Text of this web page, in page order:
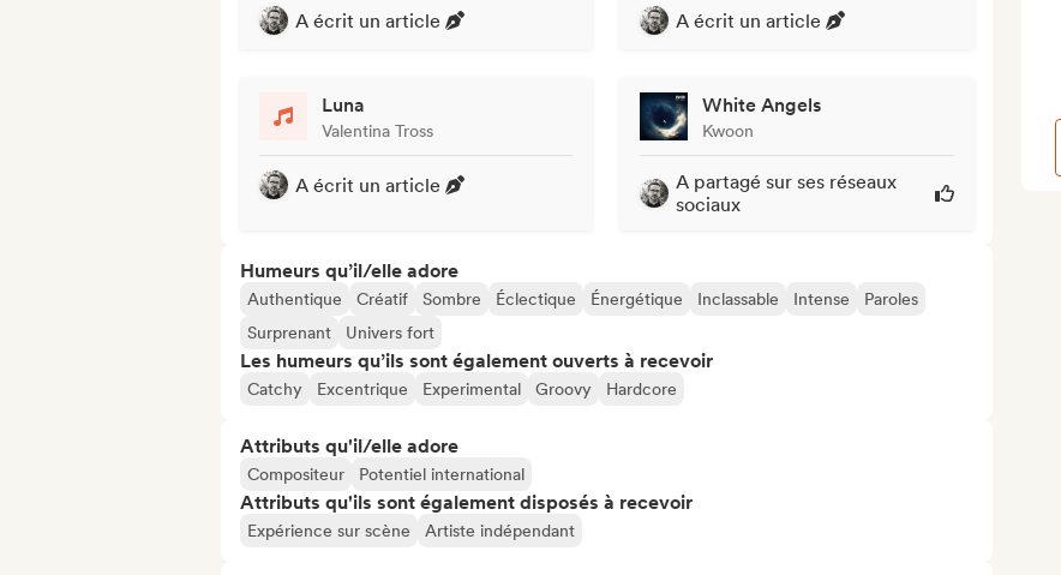
A écrit un article A écrit un article
Luna
Valentina Tross
A écrit un article
White Angels
Kwoon
A partagé sur ses réseaux
sociaux
Humeurs qu’il/elle adore
Authentique Créatif Sombre Éclectique Énergétique Inclassable Intense
Paroles
Surprenant
Univers fort
Les humeurs qu’ils sont également ouverts à recevoir
Catchy Excentrique Experimental Groovy Hardcore
Attributs qu'il/elle adore
Compositeur Potentiel international
Attributs qu'ils sont également disposés à recevoir
Expérience sur scène Artiste indépendant